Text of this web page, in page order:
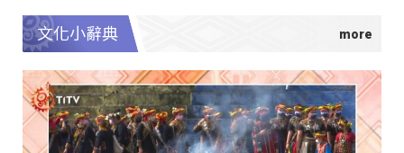
文化小辭典